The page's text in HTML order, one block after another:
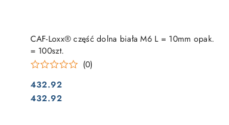
CAF-Loxx® część dolna biała M6 L = 10mm opak.
= 100szt.
(0)
Cena:
432.92
Cena:
432.92
DO KOSZYKA